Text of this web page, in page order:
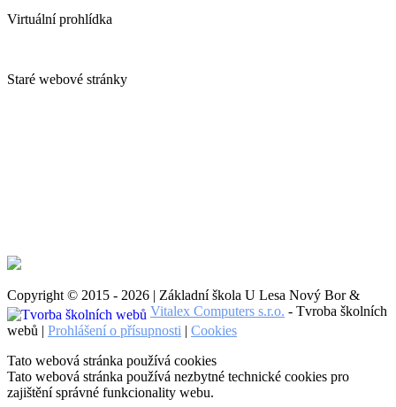
Virtuální prohlídka
Staré webové stránky
Copyright © 2015 - 2026 | Základní škola U Lesa Nový Bor &
Vitalex Computers s.r.o. - Tvroba školních
webů | Prohlášení o přísupnosti | Cookies
Tato webová stránka používá cookies
Tato webová stránka používá nezbytné technické cookies pro
zajištění správné funkcionality webu.